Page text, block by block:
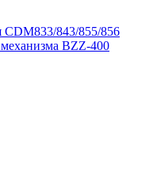
CDM833/843/855/856
механизма BZZ-400